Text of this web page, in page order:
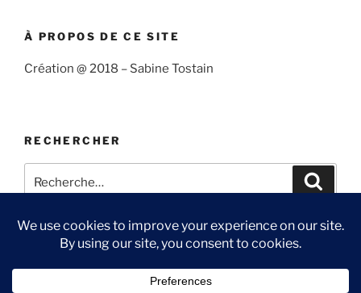
À PROPOS DE CE SITE
Création @ 2018 – Sabine Tostain
RECHERCHER
pour
Suivre
Me
Ma
Contact